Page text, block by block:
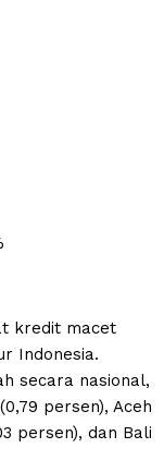
kredit macet
Indonesia.
secara nasional,
persen), Aceh
persen), dan Bali